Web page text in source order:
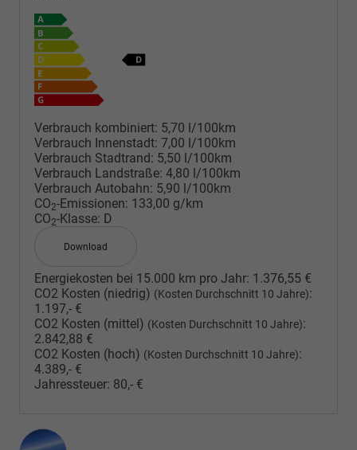
Verbrauch kombiniert: 5,70 l/100km
Verbrauch Innenstadt: 7,00 l/100km
Verbrauch Stadtrand: 5,50 l/100km
Verbrauch Landstraße: 4,80 l/100km
Verbrauch Autobahn: 5,90 l/100km
CO2-Emissionen: 133,00 g/km
CO2-Klasse: D
Download
Energiekosten bei 15.000 km pro Jahr: 1.376,55 €
CO2 Kosten (niedrig) (Kosten Durchschnitt 10 Jahre):
1.197,- €
CO2 Kosten (mittel) (Kosten Durchschnitt 10 Jahre):
2.842,88 €
CO2 Kosten (hoch) (Kosten Durchschnitt 10 Jahre):
4.389,- €
Jahressteuer: 80,- €